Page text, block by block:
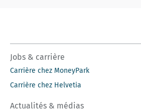
Jobs & carrière
Carrière chez MoneyPark
Carrière chez Helvetia
Actualités & médias